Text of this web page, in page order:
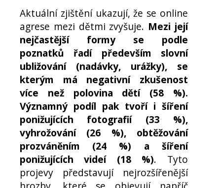
Aktuální zjištění ukazují, že se online
agrese mezi dětmi zvyšuje. Mezi její
nejčastější formy se podle
poznatků řadí především slovní
ubližování (nadávky, urážky), se
kterým má negativní zkušenost
více než polovina dětí (58 %).
Významný podíl pak tvoří i šíření
ponižujících fotografií (33 %),
vyhrožování (26 %), obtěžování
prozváněním (24 %) a šíření
ponižujících videí (18 %). Tyto
projevy představují nejrozšířenější